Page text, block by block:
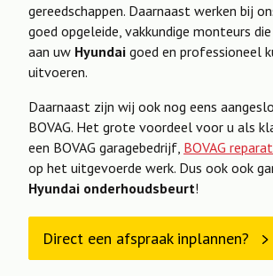
gereedschappen. Daarnaast werken bij
goed opgeleide, vakkundige monteurs
aan uw Hyundai goed en professioneel
uitvoeren.
Daarnaast zijn wij ook nog eens
BOVAG. Het grote voordeel voor u als
een BOVAG garagebedrijf, BOVAG
op het uitgevoerde werk. Dus ook ook
Hyundai onderhoudsbeurt!
Direct een afspraak inplannen?